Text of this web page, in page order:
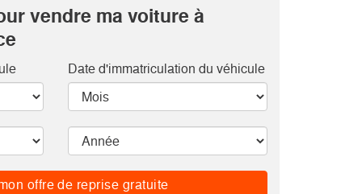
vendre ma voiture à
Date d'immatriculation du véhicule
offre de reprise gratuite